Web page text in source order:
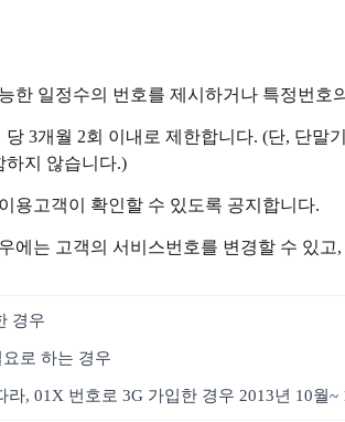
일정수의 번호를 제시하거나 특정번호
3개월 2회 이내로 제한합니다. (단, 단
하지 않습니다.)
용고객이 확인할 수 있도록 공지합니다.
는 고객의 서비스번호를 변경할 수 있
경우
로 하는 경우
, 01X 번호로 3G 가입한 경우 2013년 10월